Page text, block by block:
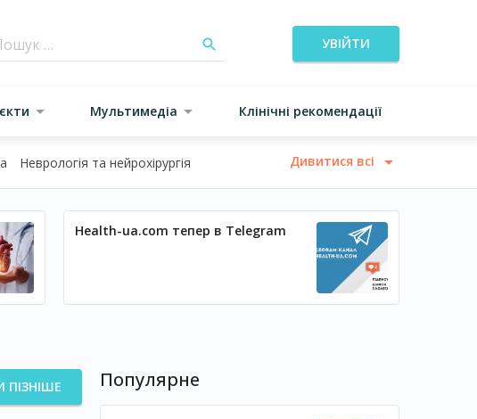
УВІЙТИ
Мультимедіа Клінічні рекомендації
Неврологія та нейрохірургія Дивитися всі
Health-ua.com тепер в Telegram
ПІЗНІШЕ Популярне